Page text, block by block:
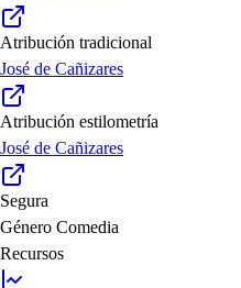
Atribución tradicional
José de Cañizares
Atribución estilometría
José de Cañizares
Segura
Género Comedia
Recursos